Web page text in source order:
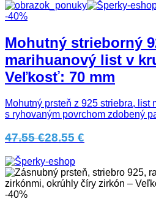
-40%
Mohutný strieborný
marihuanový list v
Veľkosť: 70 mm
Mohutný prsteň z 925 striebra, list
s ryhovaným povrchom zdobený
47.55 €28.55 €
-40%